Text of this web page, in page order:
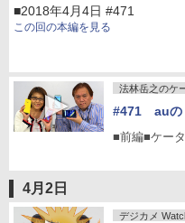
■2018年4月4日 #471
この回の本編を見る
法林岳之のケ
#471 auの
■前編■ケー
4月2日
デジカメ